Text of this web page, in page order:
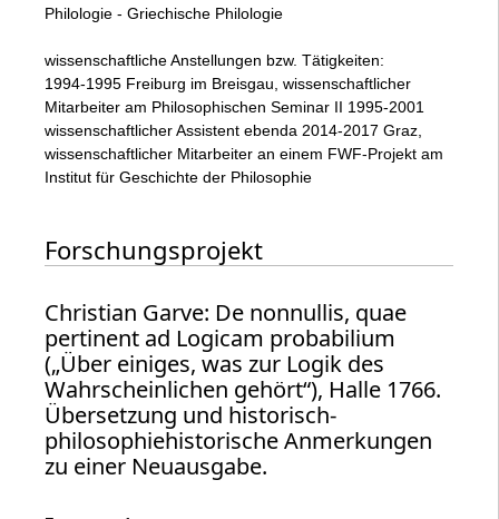
Philologie - Griechische Philologie
wissenschaftliche Anstellungen bzw. Tätigkeiten:
1994-1995 Freiburg im Breisgau, wissenschaftlicher
Mitarbeiter am Philosophischen Seminar II 1995-2001
wissenschaftlicher Assistent ebenda 2014-2017 Graz,
wissenschaftlicher Mitarbeiter an einem FWF-Projekt am
Institut für Geschichte der Philosophie
Forschungsprojekt
Christian Garve: De nonnullis, quae
pertinent ad Logicam probabilium
(„Über einiges, was zur Logik des
Wahrscheinlichen gehört“), Halle 1766.
Übersetzung und historisch-
philosophiehistorische Anmerkungen
zu einer Neuausgabe.